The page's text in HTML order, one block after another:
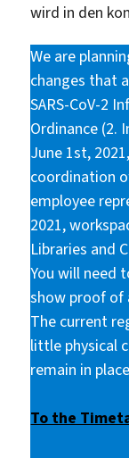
wird in den
We are
changes that
SARS-CoV-2
Ordinance (2.
June 1st,
coordination
employee
2021,
Libraries and
You will need
show proof of
The current
little physical
remain in
To the